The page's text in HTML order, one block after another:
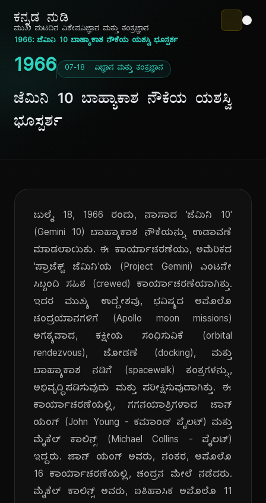
ಕನ್ನಡ ನುಡಿ
ಮುಖ ಪುಟದಿನ ವಿಶೇಷವಿಜ್ಞಾನ ಮತ್ತು ತಂತ್ರಜ್ಞಾನ
1966: ಜೆಮಿನಿ 10 ಬಾಹ್ಯಾಕಾಶ ನೌಕೆಯ ಯಶಸ್ವಿ ಭೂಸ್ಪರ್ಶ
1966 07-18 · ವಿಜ್ಞಾನ ಮತ್ತು ತಂತ್ರಜ್ಞಾನ
ಜೆಮಿನಿ 10 ಬಾಹ್ಯಾಕಾಶ ನೌಕೆಯ ಯಶಸ್ವಿ
ಭೂಸ್ಪರ್ಶ
ಜುಲೈ 18, 1966 ರಂದು, ನಾಸಾದ 'ಜೆಮಿನಿ 10'
(Gemini 10) ಬಾಹ್ಯಾಕಾಶ ನೌಕೆಯನ್ನು ಉಡಾವಣೆ
ಮಾಡಲಾಯಿತು. ಈ ಕಾರ್ಯಾಚರಣೆಯು, ಅಮೆರಿಕದ
'ಪ್ರಾಜೆಕ್ಟ್ ಜೆಮಿನಿ'ಯ (Project Gemini) ಎಂಟನೇ
ಸಿಬ್ಬಂದಿ ಸಹಿತ (crewed) ಕಾರ್ಯಾಚರಣೆಯಾಗಿತ್ತು.
ಇದರ ಮುಖ್ಯ ಉದ್ದೇಶವು, ಭವಿಷ್ಯದ ಅಪೊಲೊ
ಚಂದ್ರಯಾನಗಳಿಗೆ (Apollo moon missions)
ಅಗತ್ಯವಾದ, ಕಕ್ಷೀಯ ಸಂಧಿಸುವಿಕೆ (orbital
rendezvous), ಜೋಡಣೆ (docking), ಮತ್ತು
ಬಾಹ್ಯಾಕಾಶ ನಡಿಗೆ (spacewalk) ತಂತ್ರಗಳನ್ನು,
ಅಭಿವೃದ್ಧಿಪಡಿಸುವುದು ಮತ್ತು ಪರೀಕ್ಷಿಸುವುದಾಗಿತ್ತು. ಈ
ಕಾರ್ಯಾಚರಣೆಯಲ್ಲಿ, ಗಗನಯಾತ್ರಿಗಳಾದ ಜಾನ್
ಯಂಗ್ (John Young - ಕಮಾಂಡ್ ಪೈಲಟ್) ಮತ್ತು
ಮೈಕೆಲ್ ಕಾಲಿನ್ಸ್ (Michael Collins - ಪೈಲಟ್)
ಇದ್ದರು. ಜಾನ್ ಯಂಗ್ ಅವರು, ನಂತರ, ಅಪೊಲೊ
16 ಕಾರ್ಯಾಚರಣೆಯಲ್ಲಿ, ಚಂದ್ರನ ಮೇಲೆ ನಡೆದರು.
ಮೈಕೆಲ್ ಕಾಲಿನ್ಸ್ ಅವರು, ಐತಿಹಾಸಿಕ ಅಪೊಲೊ 11